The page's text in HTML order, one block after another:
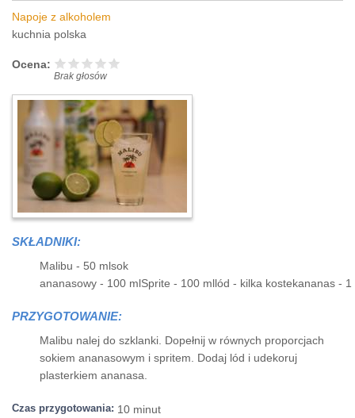
Napoje z alkoholem
kuchnia polska
Ocena:
Brak głosów
SKŁADNIKI:
Malibu - 50 mlsok
ananasowy - 100 mlSprite - 100 mllód - kilka kostekananas - 1
PRZYGOTOWANIE:
Malibu nalej do szklanki. Dopełnij w równych proporcjach
sokiem ananasowym i spritem. Dodaj lód i udekoruj
plasterkiem ananasa.
Czas przygotowania: 10 minut